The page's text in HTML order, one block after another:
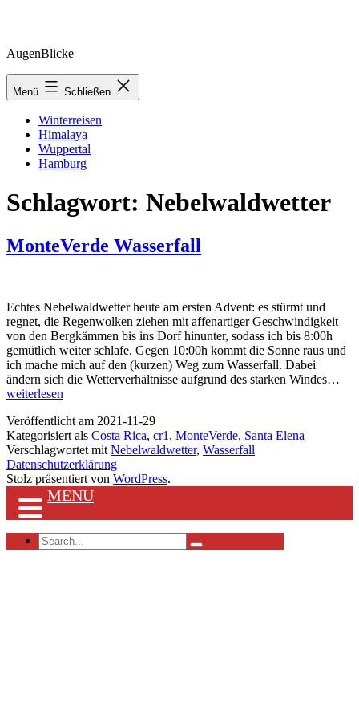
Zum
springen
AugenBlicke
Menü Schließen
Winterreisen
Himalaya
Wuppertal
Hamburg
Schlagwort: Nebelwaldwetter
MonteVerde Wasserfall
Echtes Nebelwaldwetter heute am ersten Advent: es stürmt und
regnet, die Regenwolken ziehen mit affenartiger Geschwindigkeit
von den Bergkämmen bis ins Dorf hinunter, sodass ich bis 8:00h
gemütlich weiter schlafe. Gegen 10:00h kommt die Sonne raus und
ich mache mich auf den (kurzen) Weg zum Wasserfall. Dabei
ändern sich die Wetterverhältnisse aufgrund des starken Windes…
weiterlesen
Veröffentlicht am 2021-11-29
Kategorisiert als Costa Rica, cr1 , MonteVerde, Santa Elena
Verschlagwortet mit Nebelwaldwetter, Wasserfall
Datenschutzerklärung
Stolz präsentiert von WordPress.
MENU
Search